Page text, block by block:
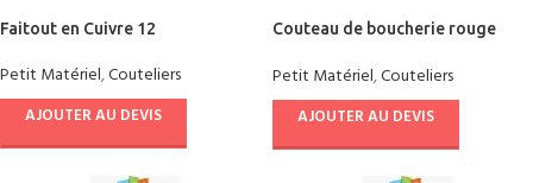
Faitout en Cuivre 12
Petit Matériel,Couteliers
AJOUTER AU DEVIS
Couteau de boucherie rouge
Petit Matériel,Couteliers
AJOUTER AU DEVIS